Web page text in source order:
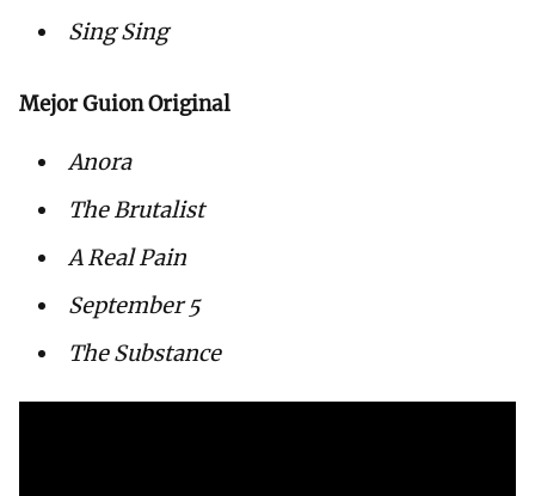
Sing Sing
Mejor Guion Original
Anora
The Brutalist
A Real Pain
September 5
The Substance